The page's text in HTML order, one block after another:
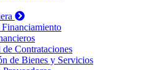
Financiamiento
Contrataciones
de Bienes y Servicios